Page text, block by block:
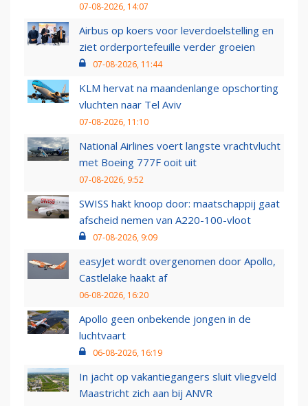
07-08-2026, 14:07
Airbus op koers voor leverdoelstelling en
ziet orderportefeuille verder groeien
07-08-2026, 11:44
KLM hervat na maandenlange opschorting
vluchten naar Tel Aviv
07-08-2026, 11:10
National Airlines voert langste vrachtvlucht
met Boeing 777F ooit uit
07-08-2026, 9:52
SWISS hakt knoop door: maatschappij gaat
afscheid nemen van A220-100-vloot
07-08-2026, 9:09
easyJet wordt overgenomen door Apollo,
Castlelake haakt af
06-08-2026, 16:20
Apollo geen onbekende jongen in de
luchtvaart
06-08-2026, 16:19
In jacht op vakantiegangers sluit vliegveld
Maastricht zich aan bij ANVR